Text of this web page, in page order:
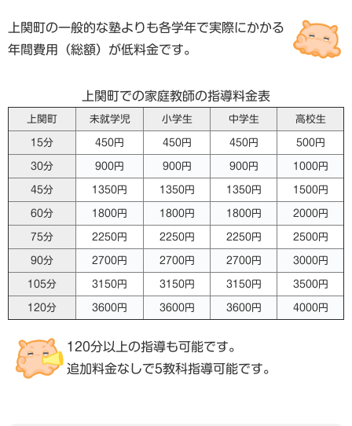
上関町の一般的な塾よりも各学年で実際にかかる
年間費用（総額）が低料金です。
上関町での家庭教師の指導料金表
上関町 未就学児 小学生 中学生 高校生
15分 450円 450円 450円 500円
30分 900円 900円 900円 1000円
45分 1350円 1350円 1350円 1500円
60分 1800円 1800円 1800円 2000円
75分 2250円 2250円 2250円 2500円
90分 2700円 2700円 2700円 3000円
105分 3150円 3150円 3150円 3500円
120分 3600円 3600円 3600円 4000円
120分以上の指導も可能です。
追加料金なしで5教科指導可能です。